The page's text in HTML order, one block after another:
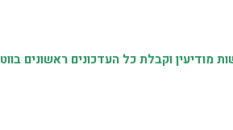
וקבלת כל העדכונים ראשונים